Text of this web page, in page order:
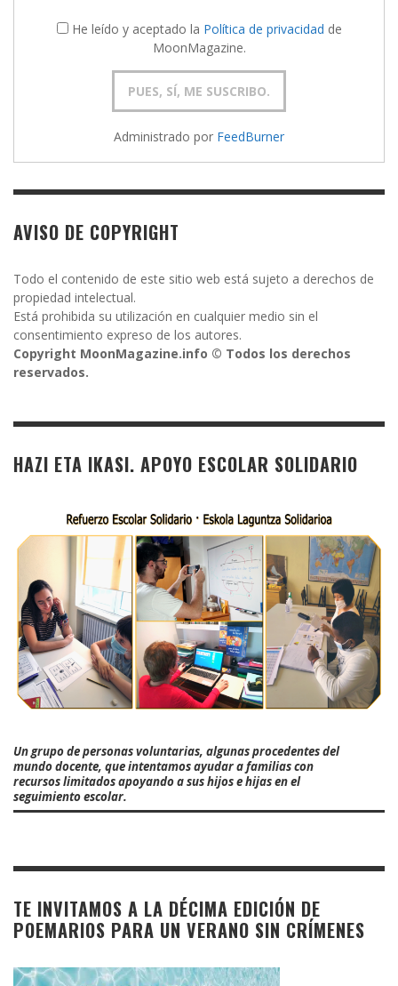
He leído y aceptado la Política de privacidad de
MoonMagazine.
Administrado por FeedBurner
AVISO DE COPYRIGHT
Todo el contenido de este sitio web está sujeto a derechos de
propiedad intelectual.
Está prohibida su utilización en cualquier medio sin el
consentimiento expreso de los autores.
Copyright MoonMagazine.info © Todos los derechos
reservados.
HAZI ETA IKASI. APOYO ESCOLAR SOLIDARIO
Un grupo de personas voluntarias, algunas procedentes del
mundo docente, que intentamos ayudar a familias con
recursos limitados apoyando a sus hijos e hijas en el
seguimiento escolar.
TE INVITAMOS A LA DÉCIMA EDICIÓN DE
POEMARIOS PARA UN VERANO SIN CRÍMENES